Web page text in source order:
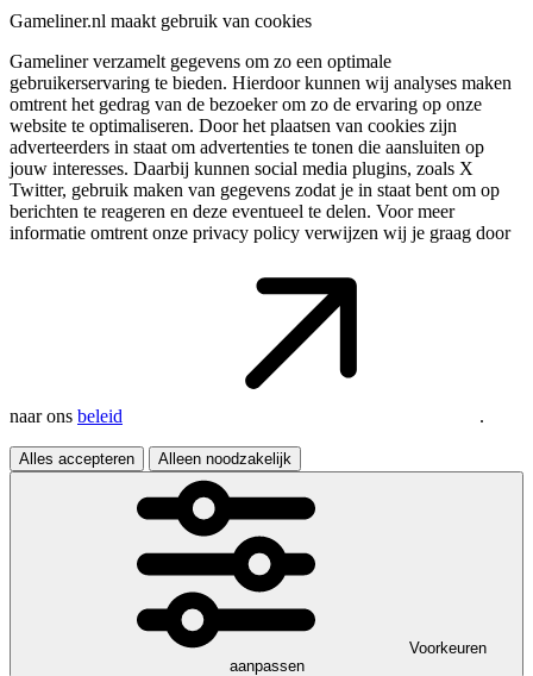
Gameliner.nl maakt gebruik van cookies
Gameliner verzamelt gegevens om zo een optimale
gebruikerservaring te bieden. Hierdoor kunnen wij analyses maken
omtrent het gedrag van de bezoeker om zo de ervaring op onze
website te optimaliseren. Door het plaatsen van cookies zijn
adverteerders in staat om advertenties te tonen die aansluiten op
jouw interesses. Daarbij kunnen social media plugins, zoals X
Twitter, gebruik maken van gegevens zodat je in staat bent om op
berichten te reageren en deze eventueel te delen. Voor meer
informatie omtrent onze privacy policy verwijzen wij je graag door
naar ons beleid .
Alles accepteren Alleen noodzakelijk
Voorkeuren
aanpassen